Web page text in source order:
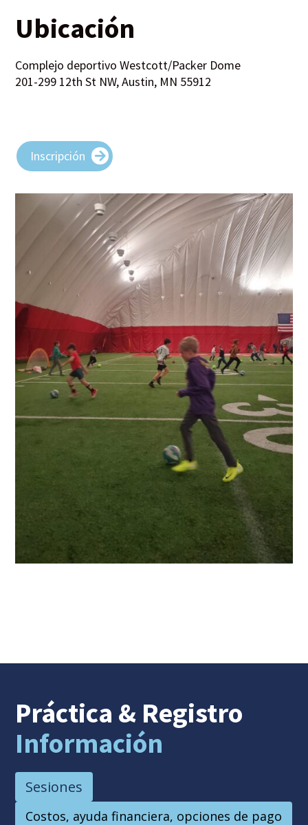
Ubicación
Complejo deportivo Westcott/Packer Dome
201-299 12th St NW, Austin, MN 55912
Inscripción
Práctica & Registro
Información
Sesiones
Costos, ayuda financiera, opciones de pago